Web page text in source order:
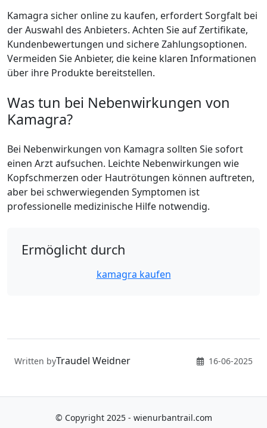
Kamagra sicher online zu kaufen, erfordert Sorgfalt bei
der Auswahl des Anbieters. Achten Sie auf Zertifikate,
Kundenbewertungen und sichere Zahlungsoptionen.
Vermeiden Sie Anbieter, die keine klaren Informationen
über ihre Produkte bereitstellen.
Was tun bei Nebenwirkungen von
Kamagra?
Bei Nebenwirkungen von Kamagra sollten Sie sofort
einen Arzt aufsuchen. Leichte Nebenwirkungen wie
Kopfschmerzen oder Hautrötungen können auftreten,
aber bei schwerwiegenden Symptomen ist
professionelle medizinische Hilfe notwendig.
Ermöglicht durch
kamagra kaufen
Written byTraudel Weidner 16-06-2025
© Copyright 2025 - wienurbantrail.com